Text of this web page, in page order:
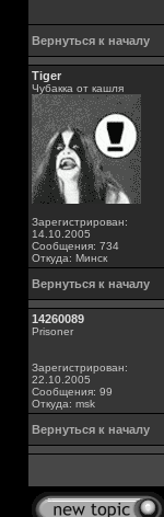
Вернуться к началу
Tiger
Чубакка от кашля
Зарегистрирован:
14.10.2005
Сообщения: 734
Откуда: Минск
Вернуться к началу
14260089
Prisoner
Зарегистрирован:
22.10.2005
Сообщения: 99
Откуда: msk
Вернуться к началу